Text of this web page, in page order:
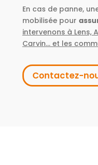
En cas de panne,
mobilisée pour
intervenons à Lens,
Carvin… et les
Contactez-